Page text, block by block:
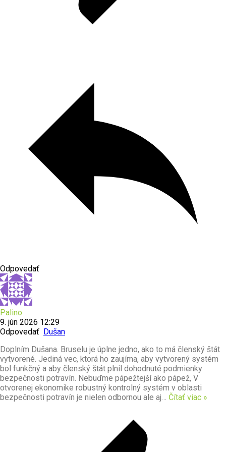
Odpovedať
Palino
9. jún 2026 12:29
Odpovedať Dušan
Doplním Dušana. Bruselu je úplne jedno, ako to má členský štát
vytvorené. Jediná vec, ktorá ho zaujíma, aby vytvorený systém
bol funkčný a aby členský štát plnil dohodnuté podmienky
bezpečnosti potravín. Nebuďme pápežtejší ako pápež, V
otvorenej ekonomike robustný kontrolný systém v oblasti
bezpečnosti potravín je nielen odbornou ale aj… Čítať viac »